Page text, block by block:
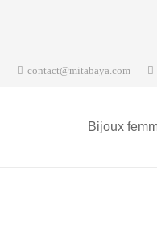
contact@mitabaya.com
Bijoux